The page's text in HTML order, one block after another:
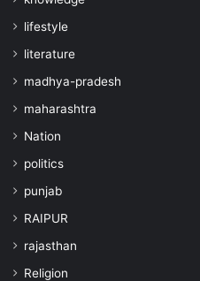
lifestyle
literature
madhya-pradesh
maharashtra
Nation
politics
punjab
RAIPUR
rajasthan
Religion